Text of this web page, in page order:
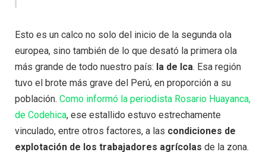
Esto es un calco no solo del inicio de la segunda ola
europea, sino también de lo que desató la primera ola
más grande de todo nuestro país: la de Ica. Esa región
tuvo el brote más grave del Perú, en proporción a su
población. Como informó la periodista Rosario Huayanca,
de Codehica, ese estallido estuvo estrechamente
vinculado, entre otros factores, a las condiciones de
explotación de los trabajadores agrícolas de la zona.